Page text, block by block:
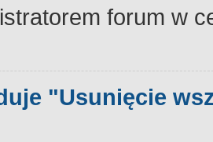
forum w
"Usunięcie